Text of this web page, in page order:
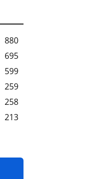
880
695
599
259
258
213